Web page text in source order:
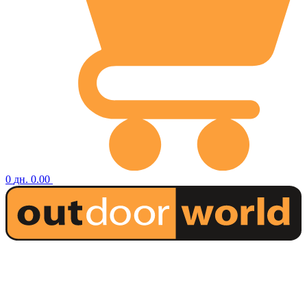
0 дн. 0.00